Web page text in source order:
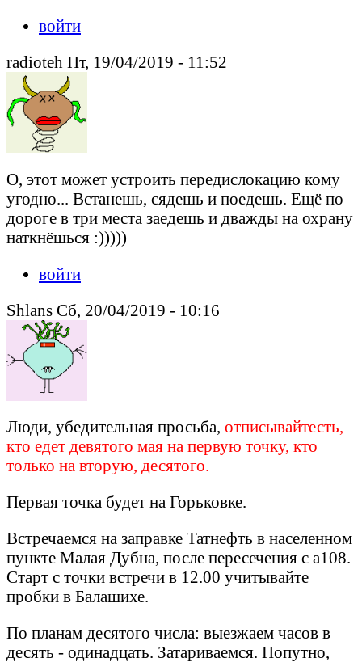
войти
radioteh Пт, 19/04/2019 - 11:52
О, этот может устроить передислокацию кому
угодно... Встанешь, сядешь и поедешь. Ещё по
дороге в три места заедешь и дважды на охрану
наткнёшься :)))))
войти
Shlans Сб, 20/04/2019 - 10:16
Люди, убедительная просьба, отписывайтесть,
кто едет девятого мая на первую точку, кто
только на вторую, десятого.
Первая точка будет на Горьковке.
Встречаемся на заправке Татнефть в населенном
пункте Малая Дубна, после пересечения с а108.
Старт с точки встречи в 12.00 учитывайте
пробки в Балашихе.
По планам десятого числа: выезжаем часов в
десять - одинадцать. Затариваемся. Попутно,